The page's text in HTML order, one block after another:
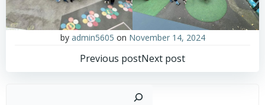
by admin5605 on November 14, 2024
Post
navigation
Previous postPost
navigation
Next post